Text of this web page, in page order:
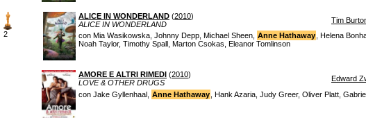
2
ALICE IN WONDERLAND (2010)
ALICE IN WONDERLAND
Tim
con Mia Wasikowska, Johnny Depp, Michael Sheen, Anne Hathaway , Helena
Noah Taylor, Timothy Spall, Marton Csokas, Eleanor Tomlinson
AMORE E ALTRI RIMEDI (2010)
LOVE & OTHER DRUGS
Edward
con Jake Gyllenhaal, Anne Hathaway , Hank Azaria, Judy Greer, Oliver Platt,